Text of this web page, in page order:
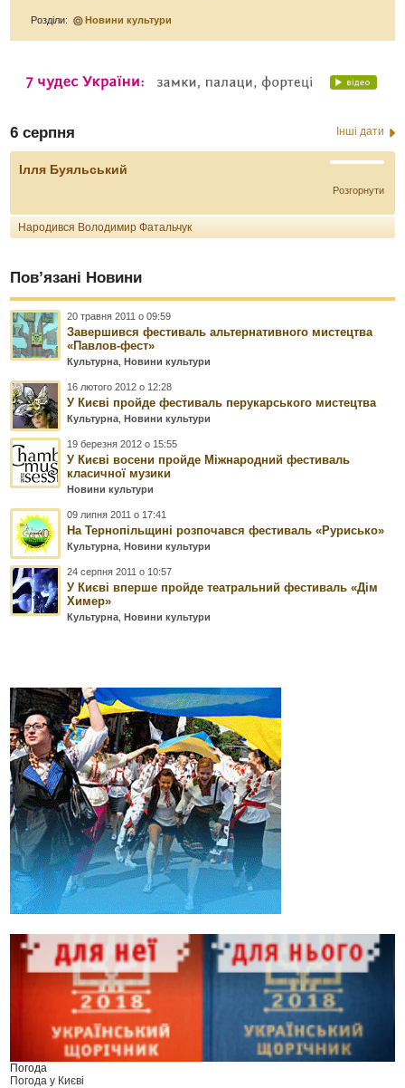
Розділи: Новини культури
6 серпня Інші дати
Ілля Буяльський
Розгорнути
Народився Володимир Фатальчук
Пов’язані Новини
20 травня 2011 о 09:59
Завершився фестиваль альтернативного мистецтва
«Павлов-фест»
Культурна ,Новини культури
16 лютого 2012 о 12:28
У Києві пройде фестиваль перукарського мистецтва
Культурна ,Новини культури
19 березня 2012 о 15:55
У Києві восени пройде Міжнародний фестиваль
класичної музики
Новини культури
09 липня 2011 о 17:41
На Тернопільщині розпочався фестиваль «Рурисько»
Культурна ,Новини культури
24 серпня 2011 о 10:57
У Києві вперше пройде театральний фестиваль «Дім
Химер»
Культурна ,Новини культури
Погода
Погода у Києві